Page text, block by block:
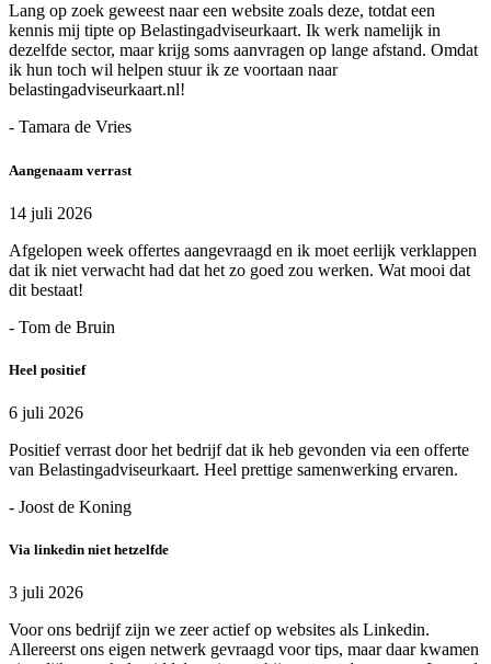
Lang op zoek geweest naar een website zoals deze, totdat een
kennis mij tipte op Belastingadviseurkaart. Ik werk namelijk in
dezelfde sector, maar krijg soms aanvragen op lange afstand. Omdat
ik hun toch wil helpen stuur ik ze voortaan naar
belastingadviseurkaart.nl!
- Tamara de Vries
Aangenaam verrast
14 juli 2026
Afgelopen week offertes aangevraagd en ik moet eerlijk verklappen
dat ik niet verwacht had dat het zo goed zou werken. Wat mooi dat
dit bestaat!
- Tom de Bruin
Heel positief
6 juli 2026
Positief verrast door het bedrijf dat ik heb gevonden via een offerte
van Belastingadviseurkaart. Heel prettige samenwerking ervaren.
- Joost de Koning
Via linkedin niet hetzelfde
3 juli 2026
Voor ons bedrijf zijn we zeer actief op websites als Linkedin.
Allereerst ons eigen netwerk gevraagd voor tips, maar daar kwamen